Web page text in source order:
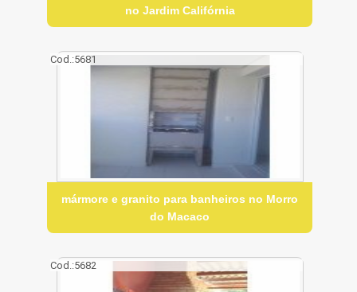
no Jardim Califórnia
Cod.:5681
mármore e granito para banheiros no Morro
do Macaco
Cod.:5682